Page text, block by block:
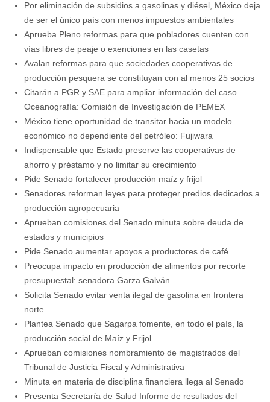
Por eliminación de subsidios a gasolinas y diésel, México deja
de ser el único país con menos impuestos ambientales
Aprueba Pleno reformas para que pobladores cuenten con
vías libres de peaje o exenciones en las casetas
Avalan reformas para que sociedades cooperativas de
producción pesquera se constituyan con al menos 25 socios
Citarán a PGR y SAE para ampliar información del caso
Oceanografía: Comisión de Investigación de PEMEX
México tiene oportunidad de transitar hacia un modelo
económico no dependiente del petróleo: Fujiwara
Indispensable que Estado preserve las cooperativas de
ahorro y préstamo y no limitar su crecimiento
Pide Senado fortalecer producción maíz y frijol
Senadores reforman leyes para proteger predios dedicados a
producción agropecuaria
Aprueban comisiones del Senado minuta sobre deuda de
estados y municipios
Pide Senado aumentar apoyos a productores de café
Preocupa impacto en producción de alimentos por recorte
presupuestal: senadora Garza Galván
Solicita Senado evitar venta ilegal de gasolina en frontera
norte
Plantea Senado que Sagarpa fomente, en todo el país, la
producción social de Maíz y Frijol
Aprueban comisiones nombramiento de magistrados del
Tribunal de Justicia Fiscal y Administrativa
Minuta en materia de disciplina financiera llega al Senado
Presenta Secretaría de Salud Informe de resultados del